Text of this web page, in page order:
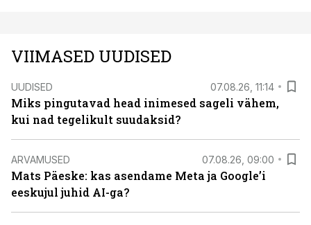
VIIMASED UUDISED
UUDISED 07.08.26, 11:14
Miks pingutavad head inimesed sageli vähem,
kui nad tegelikult suudaksid?
ARVAMUSED 07.08.26, 09:00
Mats Päeske: kas asendame Meta ja Google’i
eeskujul juhid AI-ga?